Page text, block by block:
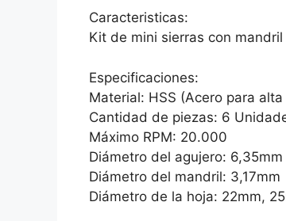
Caracteristicas:
Kit de mini sierras con
Especificaciones:
Material: HSS (Acero para
Cantidad de piezas: 6
Máximo RPM: 20.000
Diámetro del agujero: 6,35mm
Diámetro del mandril: 3,17mm
Diámetro de la hoja: 22mm,